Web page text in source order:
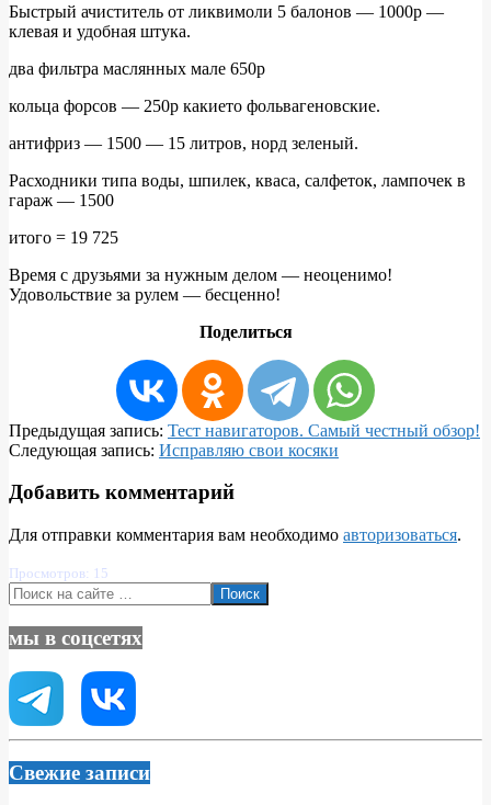
Быстрый ачиститель от ликвимоли 5 балонов — 1000р —
клевая и удобная штука.
два фильтра маслянных мале 650р
кольца форсов — 250р какието фольвагеновские.
антифриз — 1500 — 15 литров, норд зеленый.
Расходники типа воды, шпилек, кваса, салфеток, лампочек в
гараж — 1500
итого = 19 725
Время с друзьями за нужным делом — неоценимо!
Удовольствие за рулем — бесценно!
Поделиться
2015-
06-
Предыдущая запись: Тест навигаторов. Самый честный обзор!
Следующая запись: Исправляю свои косяки
Добавить комментарий
Для отправки комментария вам необходимо авторизоваться.
Просмотров: 15
Поиск
мы в соцсетях
Свежие записи